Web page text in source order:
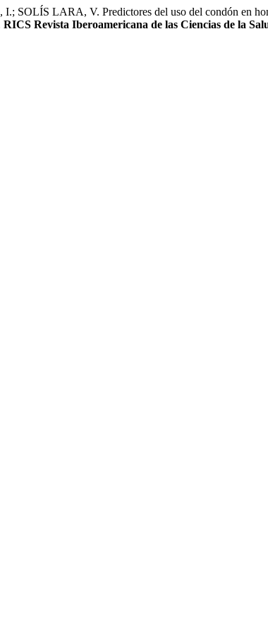
LARA, V. Predictores del uso del condón en
RICS Revista Iberoamericana de las Ciencias de la